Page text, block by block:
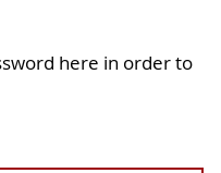
here in order to